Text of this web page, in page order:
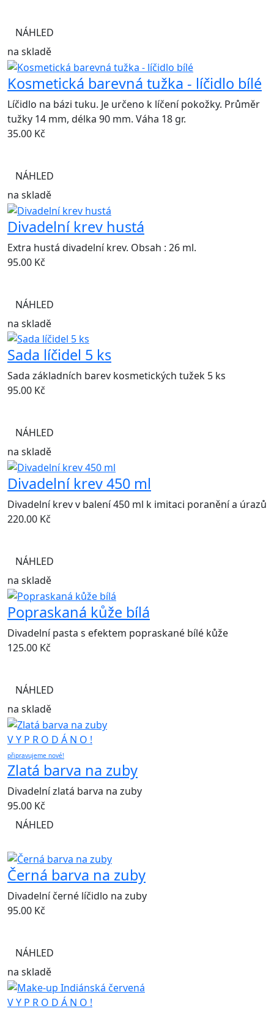
NÁHLED
na skladě
Kosmetická barevná tužka - líčidlo bílé
Líčidlo na bázi tuku. Je určeno k líčení pokožky. Průměr
tužky 14 mm, délka 90 mm. Váha 18 gr.
35.00 Kč
NÁHLED
na skladě
Divadelní krev hustá
Extra hustá divadelní krev. Obsah : 26 ml.
95.00 Kč
NÁHLED
na skladě
Sada líčidel 5 ks
Sada základních barev kosmetických tužek 5 ks
95.00 Kč
NÁHLED
na skladě
Divadelní krev 450 ml
Divadelní krev v balení 450 ml k imitaci poranění a úrazů
220.00 Kč
NÁHLED
na skladě
Popraskaná kůže bílá
Divadelní pasta s efektem popraskané bílé kůže
125.00 Kč
NÁHLED
na skladě
V Y P R O D Á N O !
připravujeme nové!
Zlatá barva na zuby
Divadelní zlatá barva na zuby
95.00 Kč
NÁHLED
Černá barva na zuby
Divadelní černé líčidlo na zuby
95.00 Kč
NÁHLED
na skladě
V Y P R O D Á N O !